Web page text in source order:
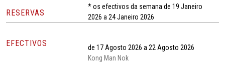
RESERVAS
* os efectivos da semana de 19 Janeiro
2026 a 24 Janeiro 2026
EFECTIVOS
de 17 Agosto 2026 a 22 Agosto 2026
Kong Man Nok